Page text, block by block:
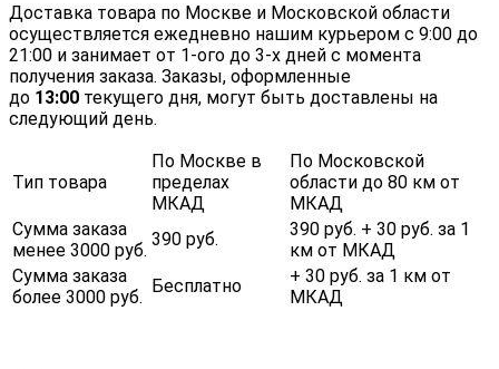
Доставка товара по Москве и Московской области
осуществляется ежедневно нашим курьером с 9:00 до
21:00 и занимает от 1-ого до 3-х дней с момента
получения заказа. Заказы, оформленные
до 13:00 текущего дня, могут быть доставлены на
следующий день.
Тип товара
По Москве в
пределах
МКАД
По Московской
области до 80 км от
МКАД
Сумма заказа
менее 3000 руб.
390 руб.
390 руб. + 30 руб. за 1
км от МКАД
Сумма заказа
более 3000 руб.
Бесплатно
+ 30 руб. за 1 км от
МКАД